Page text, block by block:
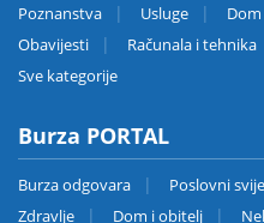
Poznanstva
Usluge
Obavijesti
Računala i tehnika
Sve kategorije
Burza PORTAL
Burza odgovara Poslovni
Zdravlje
Dom i obitelj